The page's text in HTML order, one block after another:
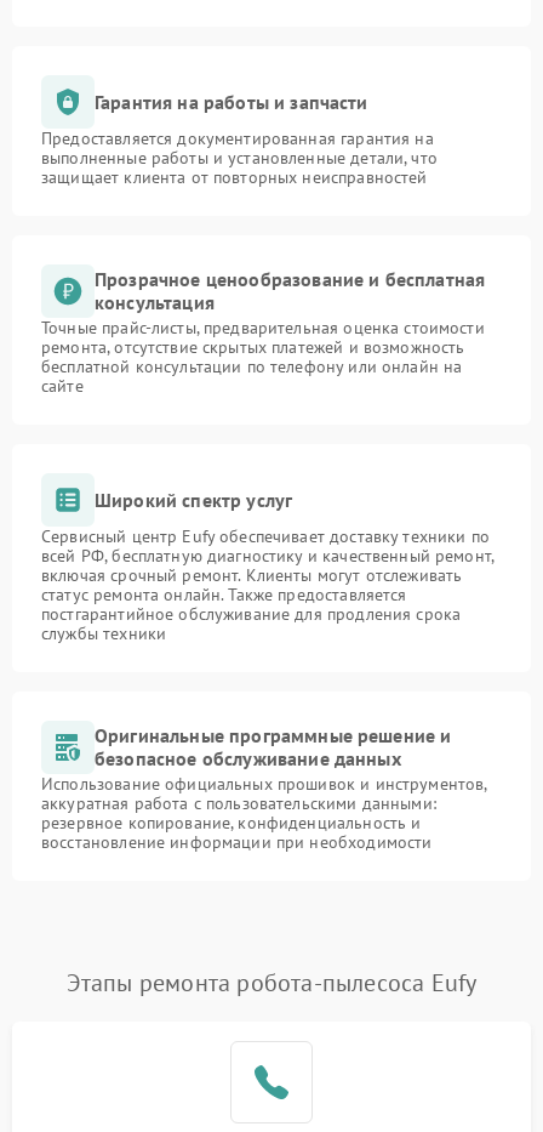
Гарантия на работы и запчасти
Предоставляется документированная гарантия на
выполненные работы и установленные детали, что
защищает клиента от повторных неисправностей
Прозрачное ценообразование и бесплатная
консультация
Точные прайс-листы, предварительная оценка стоимости
ремонта, отсутствие скрытых платежей и возможность
бесплатной консультации по телефону или онлайн на
сайте
Широкий спектр услуг
Сервисный центр Eufy обеспечивает доставку техники по
всей РФ, бесплатную диагностику и качественный ремонт,
включая срочный ремонт. Клиенты могут отслеживать
статус ремонта онлайн. Также предоставляется
постгарантийное обслуживание для продления срока
службы техники
Оригинальные программные решение и
безопасное обслуживание данных
Использование официальных прошивок и инструментов,
аккуратная работа с пользовательскими данными:
резервное копирование, конфиденциальность и
восстановление информации при необходимости
Этапы ремонта робота-пылесоса Eufy